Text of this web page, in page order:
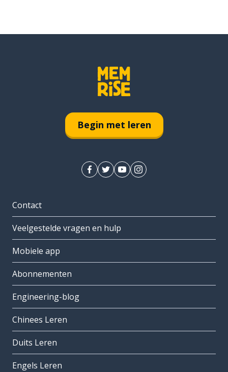
Begin met leren
Contact
Veelgestelde vragen en hulp
Mobiele app
Abonnementen
Engineering-blog
Chinees Leren
Duits Leren
Engels Leren